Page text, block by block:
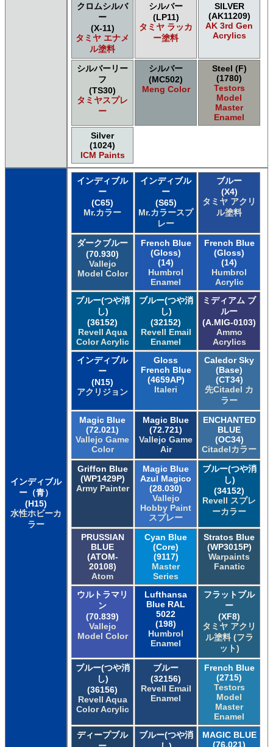
クロムシルバ
ー
(X-11)
タミヤ エナメ
ル塗料
シルバー
(LP11)
タミヤ ラッカ
ー塗料
SILVER
(AK11209)
AK 3rd Gen
Acrylics
シルバーリー
フ
(TS30)
タミヤスプレ
ー
シルバー
(MC502)
Meng Color
Steel (F)
(1780)
Testors
Model
Master
Enamel
Silver
(1024)
ICM Paints
インディブル
ー（青）
(H15)
水性ホビーカ
ラー
インディブル
ー
(C65)
Mr.カラー
インディブル
ー
(S65)
Mr.カラースプ
レー
ブルー
(X4)
タミヤ アクリ
ル塗料
ダークブルー
(70.930)
Vallejo
Model Color
French Blue
(Gloss)
(14)
Humbrol
Enamel
French Blue
(Gloss)
(14)
Humbrol
Acrylic
ブルー(つや消
し)
(36152)
Revell Aqua
Color Acrylic
ブルー(つや消
し)
(32152)
Revell Email
Enamel
ミディアム ブ
ルー
(A.MIG-0103)
Ammo
Acrylics
インディブル
ー
(N15)
アクリジョン
Gloss
French Blue
(4659AP)
Italeri
Caledor Sky
(Base)
(CT34)
先Citadel カ
ラー
Magic Blue
(72.021)
Vallejo Game
Color
Magic Blue
(72.721)
Vallejo Game
Air
ENCHANTED
BLUE
(OC34)
Citadelカラー
Griffon Blue
(WP1429P)
Army Painter
Magic Blue
Azul Magico
(28.030)
Vallejo
Hobby Paint
スプレー
ブルー(つや消
し)
(34152)
Revell スプレ
ーカラー
PRUSSIAN
BLUE
(ATOM-
20108)
Atom
Cyan Blue
(Core)
(9117)
Master
Series
Stratos Blue
(WP3015P)
Warpaints
Fanatic
ウルトラマリ
ン
(70.839)
Vallejo
Model Color
Lufthansa
Blue RAL
5022
(198)
Humbrol
Enamel
フラットブル
ー
(XF8)
タミヤ アクリ
ル塗料 (フラ
ット)
ブルー(つや消
し)
(36156)
Revell Aqua
Color Acrylic
ブルー
(32156)
Revell Email
Enamel
French Blue
(2715)
Testors
Model
Master
Enamel
ディープブル
ブルー(つや消
MAGIC BLUE
(76.021)